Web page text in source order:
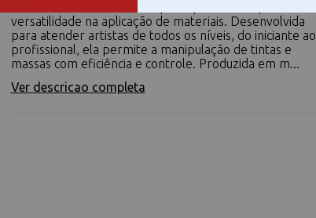
versatilidade na aplicação de materiais. Desenvolvida
para atender artistas de todos os níveis, do iniciante ao
profissional, ela permite a manipulação de tintas e
massas com eficiência e controle. Produzida em m...
Ver descricao completa